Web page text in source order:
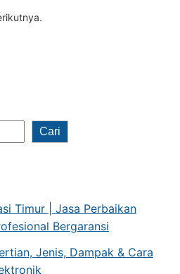
Cari
Timur | Jasa Perbaikan
Bergaransi
Jenis, Dampak & Cara